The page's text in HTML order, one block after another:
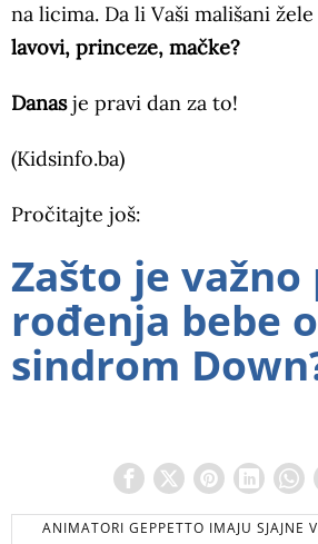
na licima. Da li Vaši mališani
lavovi, princeze, mačke?
Danasje pravi dan za to!
(Kidsinfo.ba)
Pročitajte još:
Zašto je
rođenja bebe
sindrom
ANIMATORI GEPPETTO IMAJU SJAJNE